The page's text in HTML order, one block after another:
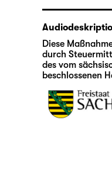
Diese
durch
des vom
beschlossenen